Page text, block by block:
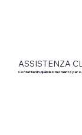
Contattaci in qualsiasi momento per
ASSISTENZA